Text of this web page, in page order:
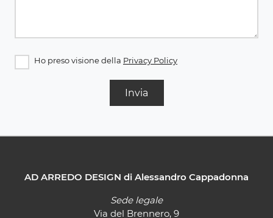
Ho preso visione della Privacy Policy
Invia
AD ARREDO DESIGN di Alessandro Cappadonna
Sede legale
Via del Brennero, 9